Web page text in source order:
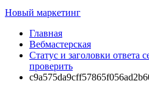
Новый маркетинг
Главная
Вебмастерская
Статус и заголовки ответа
проверить